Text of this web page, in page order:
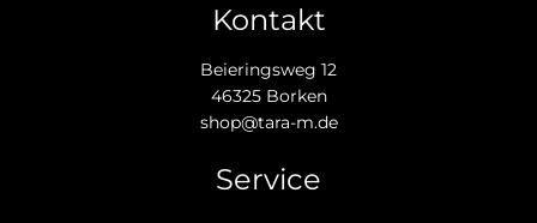
Kontakt
Beieringsweg 12
46325 Borken
shop@tara-m.de
Service